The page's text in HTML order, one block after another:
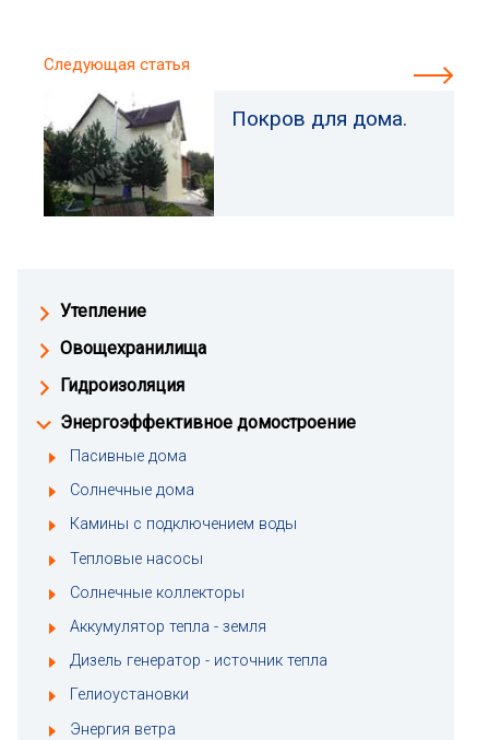
Утепление
Овощехранилища
Гидроизоляция
Энергоэффективное домостроение
Пасивные дома
Солнечные дома
Камины с подключением воды
Тепловые насосы
Солнечные коллекторы
Аккумулятор тепла - земля
Дизель генератор - источник тепла
Гелиоустановки
Энергия ветра
Следующая статья
Покров для дома.